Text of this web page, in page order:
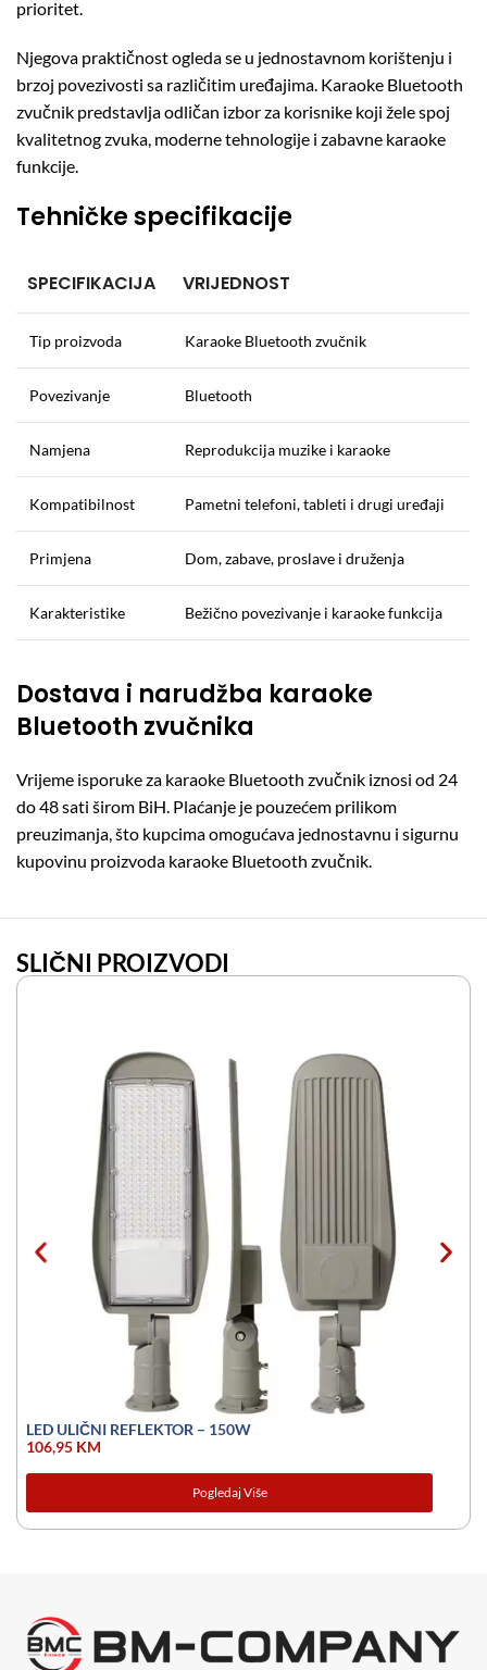
prioritet.
Njegova praktičnost ogleda se u jednostavnom korištenju i
brzoj povezivosti sa različitim uređajima. Karaoke Bluetooth
zvučnik predstavlja odličan izbor za korisnike koji žele spoj
kvalitetnog zvuka, moderne tehnologije i zabavne karaoke
funkcije.
Tehničke specifikacije
SPECIFIKACIJA VRIJEDNOST
Tip proizvoda Karaoke Bluetooth zvučnik
Povezivanje Bluetooth
Namjena Reprodukcija muzike i karaoke
Kompatibilnost Pametni telefoni, tableti i drugi uređaji
Primjena Dom, zabave, proslave i druženja
Karakteristike Bežično povezivanje i karaoke funkcija
Dostava i narudžba karaoke
Bluetooth zvučnika
Vrijeme isporuke za karaoke Bluetooth zvučnik iznosi od 24
do 48 sati širom BiH. Plaćanje je pouzećem prilikom
preuzimanja, što kupcima omogućava jednostavnu i sigurnu
kupovinu proizvoda karaoke Bluetooth zvučnik.
SLIČNI PROIZVODI
LED ULIČNI REFLEKTOR – 150W
106,95 KM
Pogledaj Više